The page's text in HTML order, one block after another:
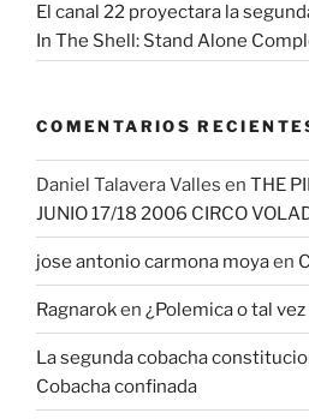
El canal 22 proyectara la
In The Shell: Stand Alone
COMENTARIOS
Daniel Talavera Valles en THE
JUNIO 17/18 2006 CIRCO
jose antonio carmona moyaen
Ragnaroken ¿Polemica o tal vez
La segunda cobacha
Cobacha confinada